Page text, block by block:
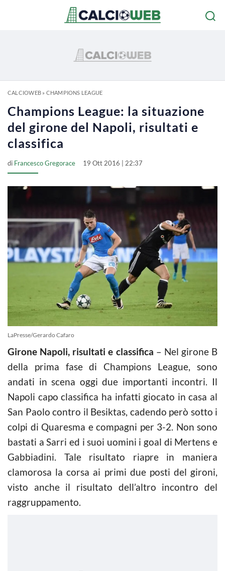
CALCIOWEB» CHAMPIONS LEAGUE
Champions League: la situazione
del girone del Napoli, risultati e
classifica
di Francesco Gregorace 19 Ott 2016 | 22:37
LaPresse/Gerardo Cafaro
Girone Napoli, risultati e classifica – Nel girone B
della prima fase di Champions League, sono
andati in scena oggi due importanti incontri. Il
Napoli capo classifica ha infatti giocato in casa al
San Paolo contro il Besiktas, cadendo però sotto i
colpi di Quaresma e compagni per 3-2. Non sono
bastati a Sarri ed i suoi uomini i goal di Mertens e
Gabbiadini. Tale risultato riapre in maniera
clamorosa la corsa ai primi due posti del gironi,
visto anche il risultato dell’altro incontro del
raggruppamento.